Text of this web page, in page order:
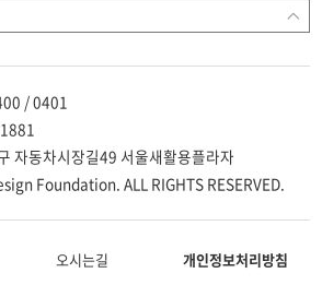
/ 0401
자동차시장길49 서울새활용플라자
Foundation. ALL RIGHTS RESERVED.
오시는길
개인정보처리방침